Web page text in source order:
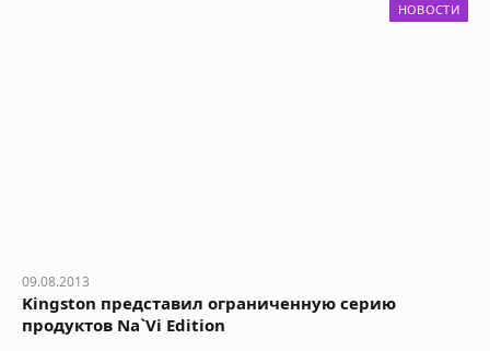
НОВОСТИ
09.08.2013
Kingston представил ограниченную серию
продуктов Na`Vi Edition